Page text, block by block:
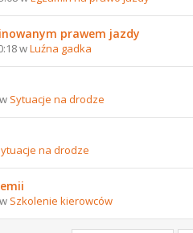
prawem jazdy
wLuźna gadka
Sytuacje na drodze
na drodze
Szkolenie kierowców